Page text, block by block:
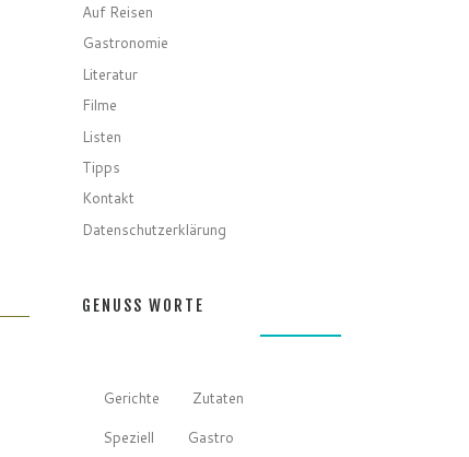
Auf Reisen
Gastronomie
Literatur
Filme
Listen
Tipps
Kontakt
Datenschutzerklärung
GENUSS WORTE
Gerichte
Zutaten
Speziell
Gastro